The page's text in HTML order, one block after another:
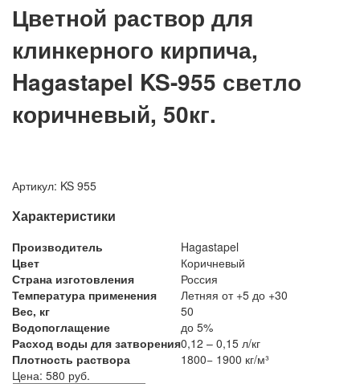
Цветной раствор для
клинкерного кирпича,
Hagastapel KS-955 светло
коричневый, 50кг.
Артикул: KS 955
Характеристики
Производитель
Hagastapel
Цвет
Коричневый
Страна изготовления
Россия
Температура применения
Летняя от +5 до +30
Вес, кг
50
Водопоглащение
до 5%
Расход воды для затворения0,12 – 0,15 л/кг
Плотность раствора
1800− 1900 кг/м³
Цена: 580 руб.